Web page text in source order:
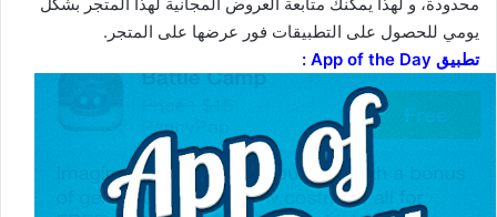
يومي للحصول على التطبيقات فور عرضها على المتجر.
تطبيق App of the Day :